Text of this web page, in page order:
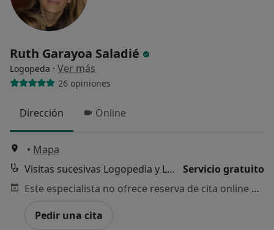
Ruth Garayoa Saladié
Logopeda · Ver más
26 opiniones
Dirección Online
• Mapa
Visitas sucesivas Logopedia y Logofoniatría
Servicio gratuito
Este especialista no ofrece reserva de cita online en esta dirección.
Pedir una cita